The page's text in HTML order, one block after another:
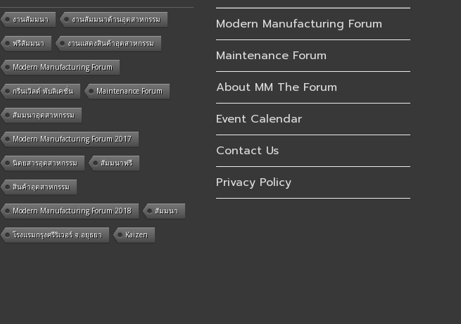
งานสัมมนา งานสัมมนาด้านอุตสาหกรรม
ฟรีสัมมนา งานแสดงสินค้าอุตสาหกรรม
Modern Manufacturing Forum
กรีนเวิลด์ พับลิเคชั่น Maintenance Forum
สัมมนาอุตสาหกรรม
Modern Manufacturing Forum 2017
นิตยสารอุตสาหกรรม สัมมนาฟรี
สินค้าอุตสาหกรรม
Modern Manufacturing Forum 2018 สัมมนา
โรงแรมกรุงศรีริเวอร์ จ.อยุธยา Kaizen
Modern Manufacturing Forum
Maintenance Forum
About MM The Forum
Event Calendar
Contact Us
Privacy Policy